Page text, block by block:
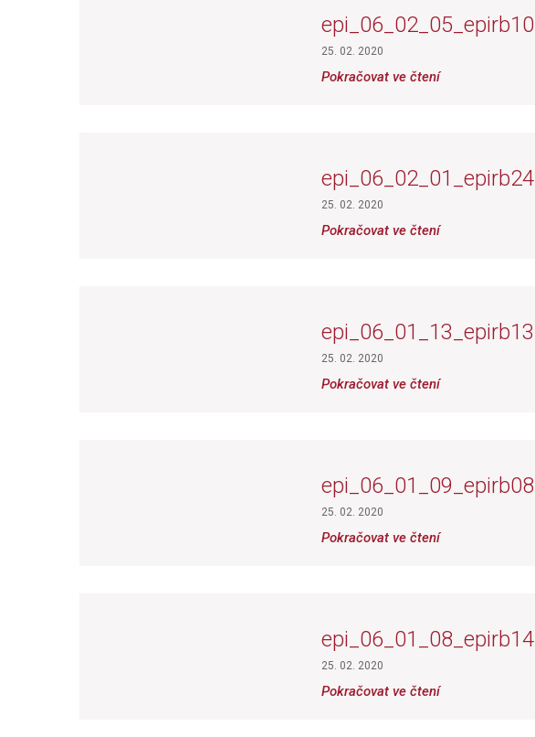
epi_06_02_05_epirb10
25. 02. 2020
Pokračovat ve čtení
epi_06_02_01_epirb24
25. 02. 2020
Pokračovat ve čtení
epi_06_01_13_epirb13
25. 02. 2020
Pokračovat ve čtení
epi_06_01_09_epirb08
25. 02. 2020
Pokračovat ve čtení
epi_06_01_08_epirb14
25. 02. 2020
Pokračovat ve čtení